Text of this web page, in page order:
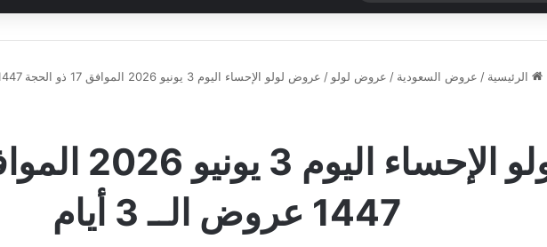
الرئيسية / عروض السعودية / عروض لولو / عروض لولو الإحساء اليوم 3 يونيو 2026 الموافق 17 ذو الحجة 1447 عروض الــ 3 أيام
1447 عروض الــ 3 أيام